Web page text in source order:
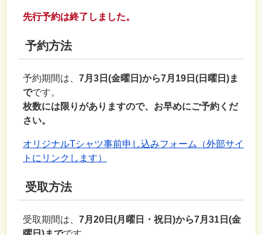
先行予約は終了しました。
予約方法
予約期間は、 7月3日(金曜日)から7月19日(日曜日)ま
でです。
枚数には限りがありますので、お早めにご予約くだ
さい。
オリジナルTシャツ事前申し込みフォーム（外部サイ
トにリンクします）
受取方法
受取期間は、 7月20日(月曜日・祝日)から7月31日(金